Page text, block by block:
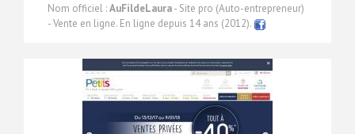
Nom officiel :AuFildeLaura- Site pro (Auto-entrepreneur)
- Vente en ligne. En ligne depuis 14 ans (2012).